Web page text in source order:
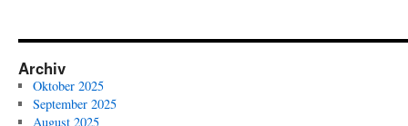
Archiv
Oktober 2025
September 2025
August 2025